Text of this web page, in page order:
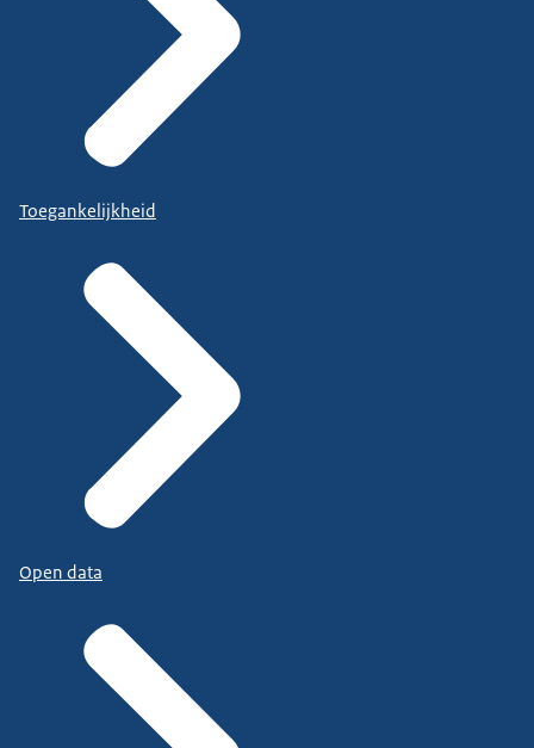
Toegankelijkheid
Open data